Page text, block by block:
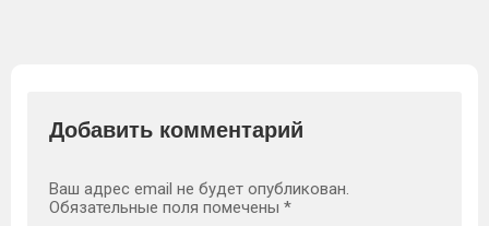
Добавить комментарий
Ваш адрес email не будет опубликован.
Обязательные поля помечены *